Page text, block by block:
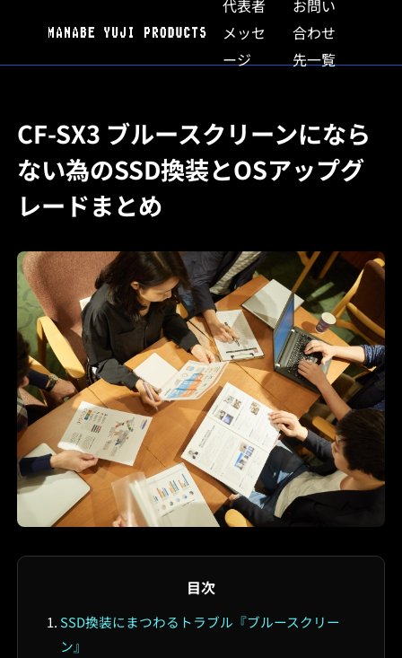
代表者
メッセ
ージ
お問い
合わせ
先一覧
CF-SX3 ブルースクリーンになら
ない為のSSD換装とOSアップグ
レードまとめ
目次
SSD換装にまつわるトラブル『ブルースクリー
ン』